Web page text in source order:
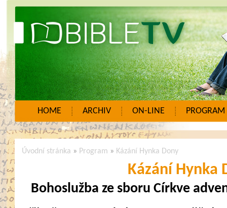
HOME ARCHIV ON-LINE PROGRAM
Úvodní stránka » Program » Kázání Hynka Dony
Kázání Hynka
Bohoslužba ze sboru Církve